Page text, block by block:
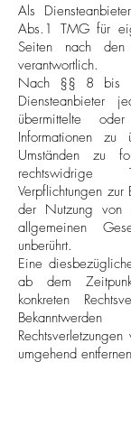
Als
Abs.1 TMG für
Seiten nach den
verantwortlich.
Nach §§ 8 bis
Diensteanbieter
übermittelte
Informationen zu
Umständen zu
rechtswidrige
Verpflichtungen zur
der Nutzung von
allgemeinen
unberührt.
Eine
ab dem
konkreten
umgehend